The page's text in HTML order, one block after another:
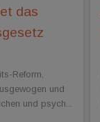
das
Reform,
und
und psych...